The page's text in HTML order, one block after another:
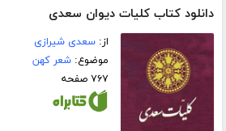
دانلود کتاب کلیات دیوان سعدی
از:سعدی شیرازی
موضوع:شعر کهن
۷۶۷ صفحه